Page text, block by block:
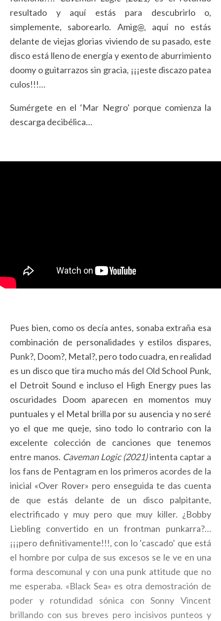
resultado y aquí estás para descubrirlo o,
simplemente, saborearlo. Amig@, aquí no estás
delante de viejas glorias viviendo de su pasado, este
disco está lleno de energía y exento de aburrimiento
doomy o guitarrazos sin gracia, ¡¡¡este discazo patea
culos!!!…
Sumérgete en el ‘Mar Negro’ porque comienza la
descarga decibélica…
Pues bien, como os decía antes, sonaba extraña esa
combinación de personalidades y estilos dispares,
Punk?, Doom?, Metal?, pero todo cuadra, en realidad
es un disco que tira mucho más del Old School Punk,
el Detroit Sound e incluso el High Energy pues las
oscuridades Doom aparecen en momentos muy
puntuales y el Metal brilla por su ausencia y no seré
yo el que me queje, sino todo lo contrario con la
excelente colección de canciones que tenemos
entre manos. Caveman Logic (2021)intenta captar a
los fans de Pentagram en los primeros acordes de la
inicial «Over Rover» pero enseguida te das cuenta
de que estás delante de un disco palpitante,
electrificado y muy pero que muy killer. ¿Bobby
Liebling convertido en un frontman punkarra?…
¡¡¡pero definitivamente!!!, con lo ‘cascado’ que está
el hombre por culpa de sus excesos se le ve en una
forma descomunal y con una punk attitude que no
me esperaba. «Black Sea» es otra demostración de
poder y rotundidad sónica con Sonny Vincent
brillando con sus breves pero incisivos punteos y